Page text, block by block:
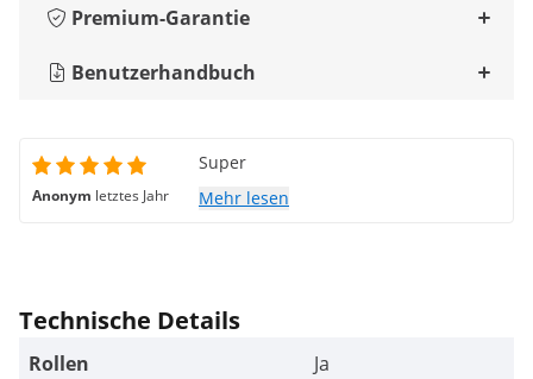
Premium-Garantie
Benutzerhandbuch
Anonym letztes Jahr
Super
Mehr lesen
Technische Details
Rollen
Ja